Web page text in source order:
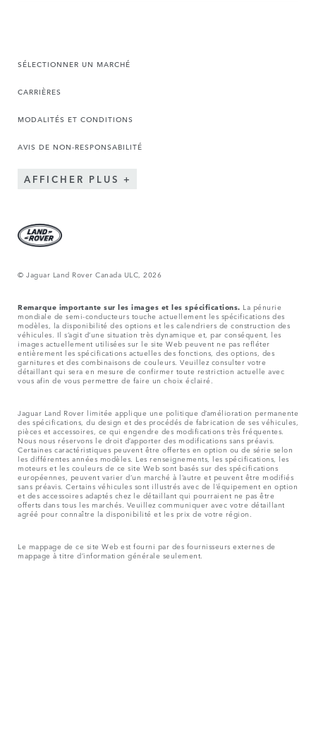
SÉLECTIONNER UN MARCHÉ
CARRIÈRES
MODALITÉS ET CONDITIONS
AVIS DE NON-RESPONSABILITÉ
AFFICHER PLUS
© Jaguar Land Rover Canada ULC, 2026
Remarque importante sur les images et les spécifications. La pénurie
mondiale de semi-conducteurs touche actuellement les spécifications des
modèles, la disponibilité des options et les calendriers de construction des
véhicules. Il s’agit d’une situation très dynamique et, par conséquent, les
images actuellement utilisées sur le site Web peuvent ne pas refléter
entièrement les spécifications actuelles des fonctions, des options, des
garnitures et des combinaisons de couleurs. Veuillez consulter votre
détaillant qui sera en mesure de confirmer toute restriction actuelle avec
vous afin de vous permettre de faire un choix éclairé.
Jaguar Land Rover limitée applique une politique d’amélioration permanente
des spécifications, du design et des procédés de fabrication de ses véhicules,
pièces et accessoires, ce qui engendre des modifications très fréquentes.
Nous nous réservons le droit d’apporter des modifications sans préavis.
Certaines caractéristiques peuvent être offertes en option ou de série selon
les différentes années modèles. Les renseignements, les spécifications, les
moteurs et les couleurs de ce site Web sont basés sur des spécifications
européennes, peuvent varier d’un marché à l’autre et peuvent être modifiés
sans préavis. Certains véhicules sont illustrés avec de l’équipement en option
et des accessoires adaptés chez le détaillant qui pourraient ne pas être
offerts dans tous les marchés. Veuillez communiquer avec votre détaillant
agréé pour connaître la disponibilité et les prix de votre région.
Le mappage de ce site Web est fourni par des fournisseurs externes de
mappage à titre d’information générale seulement.